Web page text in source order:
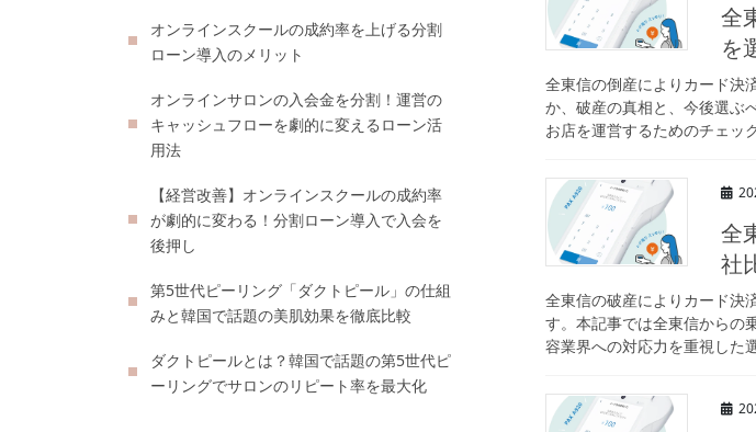
全
を
全東信の倒産によりカード決
か、破産の真相と、今後選ぶ
お店を運営するためのチェッ
全
社
全東信の破産によりカード決
す。本記事では全東信からの
容業界への対応力を重視した
オンラインスクールの成約率を上げる分割
ローン導入のメリット
オンラインサロンの入会金を分割！運営の
キャッシュフローを劇的に変えるローン活
用法
【経営改善】オンラインスクールの成約率
が劇的に変わる！分割ローン導入で入会を
後押し
第5世代ピーリング「ダクトピール」の仕組
みと韓国で話題の美肌効果を徹底比較
ダクトピールとは？韓国で話題の第5世代ピ
ーリングでサロンのリピート率を最大化